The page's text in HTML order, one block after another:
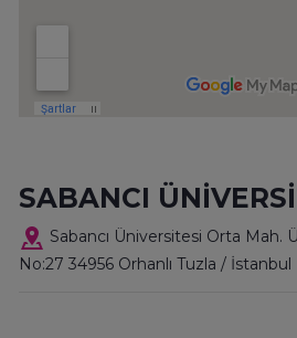
SABANCI
Sabancı Üniversitesi Orta Mah.
No:27 34956 Orhanlı Tuzla / İstanbul